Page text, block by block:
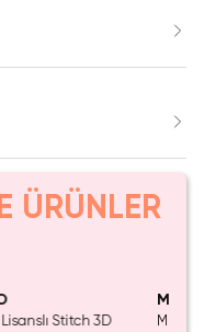
ÜRÜNLER
Lisanslı Stitch 3D
Miniso